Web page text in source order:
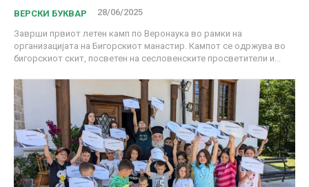
ВЕРСКИ БУКВАР 28/06/2025
Заврши првиот летен камп по Веронаука во рамки на
организацијата на Бигорскиот манастир. Кампот се одржува во
бигорскиот скит, посветен на сесловенските просветители и...